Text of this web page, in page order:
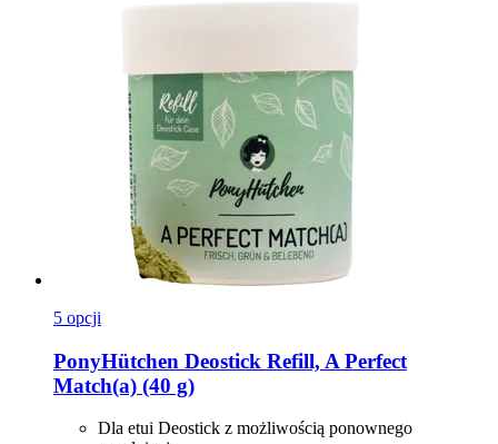
5 opcji
PonyHütchen Deostick Refill, A Perfect
Match(a) (40 g)
Dla etui Deostick z możliwością ponownego